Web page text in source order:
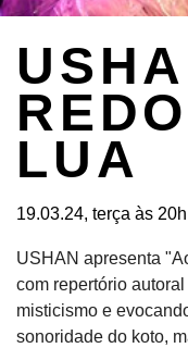
LUA
19.03.24, terça às 20h
USHAN apresenta
com repertório
misticismo e
sonoridade do koto,